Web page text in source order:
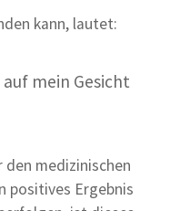
kann, lautet:
mein Gesicht
medizinischen
positives Ergebnis